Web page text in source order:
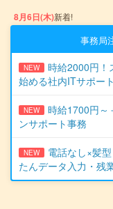
8月6日(木)新着!
事務局
NEW
時給2000円！
始める社内ITサポート
NEW
時給1700円～
ンサポート事務
NEW
電話なし×髪
たんデータ入力・残